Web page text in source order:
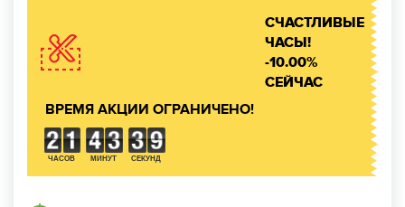
СЧАСТЛИВЫЕ
ЧАСЫ!
-10.00%
СЕЙЧАС
ВРЕМЯ АКЦИИ ОГРАНИЧЕНО!
ЧАСОВ МИНУТ СЕКУНД